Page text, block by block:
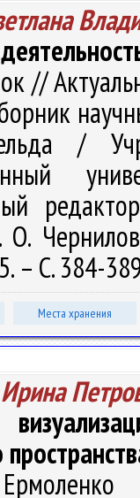
//
/
О.
– С. 384-
Места хранения
//